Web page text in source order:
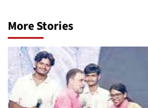
More Stories